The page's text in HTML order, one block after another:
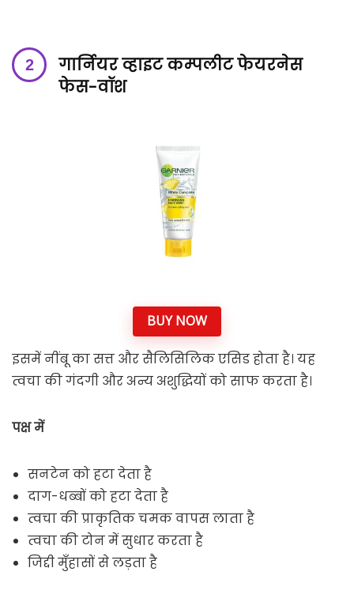
गार्नियर व्हाइट कम्पलीट फेयरनेस
फेस-वॉश
BUY NOW
इसमें नींबू का सत्त और सैलिसिलिक एसिड होता है। यह
त्वचा की गंदगी और अन्य अशुद्धियों को साफ करता है।
पक्ष में
सनटेन को हटा देता है
दाग-धब्बों को हटा देता है
त्वचा की प्राकृतिक चमक वापस लाता है
त्वचा की टोन में सुधार करता है
जिद्दी मुँहासों से लड़ता है